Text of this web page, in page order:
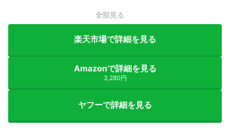
全部見る
楽天市場で詳細を見る
Amazonで詳細を見る
3,280円
ヤフーで詳細を見る